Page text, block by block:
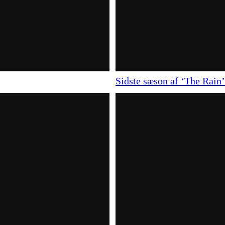
Sidste sæson af ‘The